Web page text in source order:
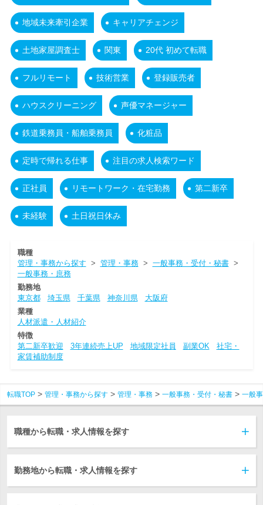
地域未来牽引企業 キャリアチェンジ
土地家屋調査士 関東 20代 初めて転職
フルリモート 技術営業 登録販売者
ハウスクリーニング 声優マネージャー
鉄道乗務員・船舶乗務員 化粧品
定時で帰れる仕事 注目の求人検索ワード
正社員 リモートワーク・在宅勤務 第二新卒
未経験 土日祝日休み
職種
管理・事務から探す > 管理・事務> 一般事務・受付・秘書>
一般事務・庶務
勤務地
東京都
埼玉県 千葉県 神奈川県
大阪府
業種
人材派遣・人材紹介
特徴
第二新卒歓迎
3年連続売上UP 地域限定社員 副業OK
社宅・
家賃補助制度
転職TOP 管理・事務から探す 管理・事務 一般事務・受付・秘書 一般
職種から転職・求人情報を探す
勤務地から転職・求人情報を探す